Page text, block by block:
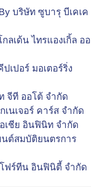
บริษัท ซูบารุ บีเคเค
ลเด้น ไทรแองเกิ้ล ออ
เปอร์ มอเตอร์ริ่ง
จีที ออโต้ จำกัด
นเจอร์ คาร์ส จำกัด
เชีย อินฟินิท จำกัด
นต์สมบัติยนตรการ
ฟร์ทีน อินฟินิตี้ จำกัด